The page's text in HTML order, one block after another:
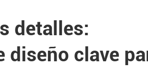
detalles:
clave